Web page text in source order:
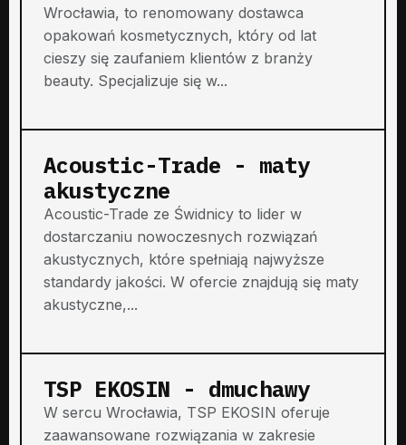
Wrocławia, to renomowany dostawca
opakowań kosmetycznych, który od lat
cieszy się zaufaniem klientów z branży
beauty. Specjalizuje się w...
Acoustic-Trade - maty
akustyczne
Acoustic-Trade ze Świdnicy to lider w
dostarczaniu nowoczesnych rozwiązań
akustycznych, które spełniają najwyższe
standardy jakości. W ofercie znajdują się maty
akustyczne,...
TSP EKOSIN - dmuchawy
W sercu Wrocławia, TSP EKOSIN oferuje
zaawansowane rozwiązania w zakresie